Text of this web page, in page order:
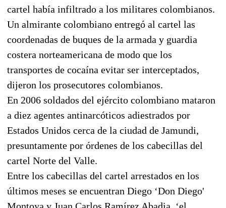
cartel había infiltrado a los militares colombianos.
Un almirante colombiano entregó al cartel las
coordenadas de buques de la armada y guardia
costera norteamericana de modo que los
transportes de cocaína evitar ser interceptados,
dijeron los prosecutores colombianos.
En 2006 soldados del ejército colombiano mataron
a diez agentes antinarcóticos adiestrados por
Estados Unidos cerca de la ciudad de Jamundi,
presuntamente por órdenes de los cabecillas del
cartel Norte del Valle.
Entre los cabecillas del cartel arrestados en los
últimos meses se encuentran Diego ‘Don Diego'